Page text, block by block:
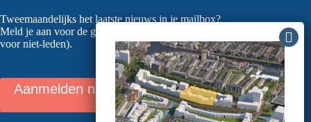
Tweemaandelijks het laatste nieuws in je mailbox?
Meld je aan voor de gratis nieuwsbrief van de LVGO (ook
voor niet-leden).
Aanmelden nieuwsbrief